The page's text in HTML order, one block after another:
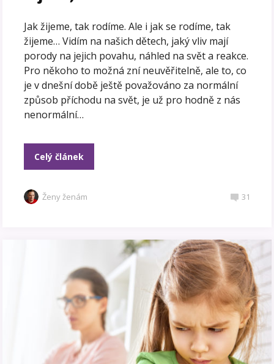
Jak žijeme, tak rodíme. Ale i jak se rodíme, tak
žijeme… Vidím na našich dětech, jaký vliv mají
porody na jejich povahu, náhled na svět a reakce.
Pro někoho to možná zní neuvěřitelně, ale to, co
je v dnešní době ještě považováno za normální
způsob příchodu na svět, je už pro hodně z nás
nenormální…
Celý článek
Ženy ženám 31